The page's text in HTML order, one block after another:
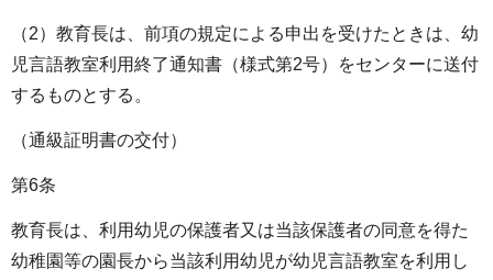
（2）教育長は、前項の規定による申出を受けたときは、幼
児言語教室利用終了通知書（様式第2号）をセンターに送付
するものとする。
（通級証明書の交付）
第6条
教育長は、利用幼児の保護者又は当該保護者の同意を得た
幼稚園等の園長から当該利用幼児が幼児言語教室を利用し